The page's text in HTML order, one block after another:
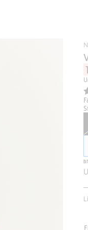
Smidig betalning med Klarna.